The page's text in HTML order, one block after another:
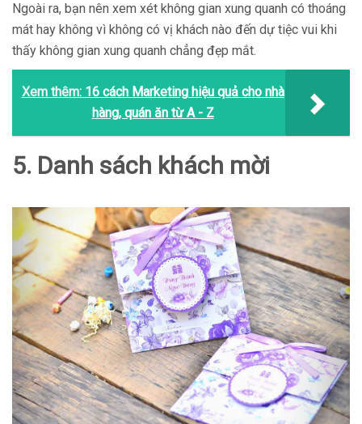
Ngoài ra, bạn nên xem xét không gian xung quanh có thoáng
mát hay không vì không có vị khách nào đến dự tiệc vui khi
thấy không gian xung quanh chẳng đẹp mắt.
Xem thêm: 16 cách Marketing hiệu quả cho nhà
hàng, quán ăn từ A - Z
5. Danh sách khách mời